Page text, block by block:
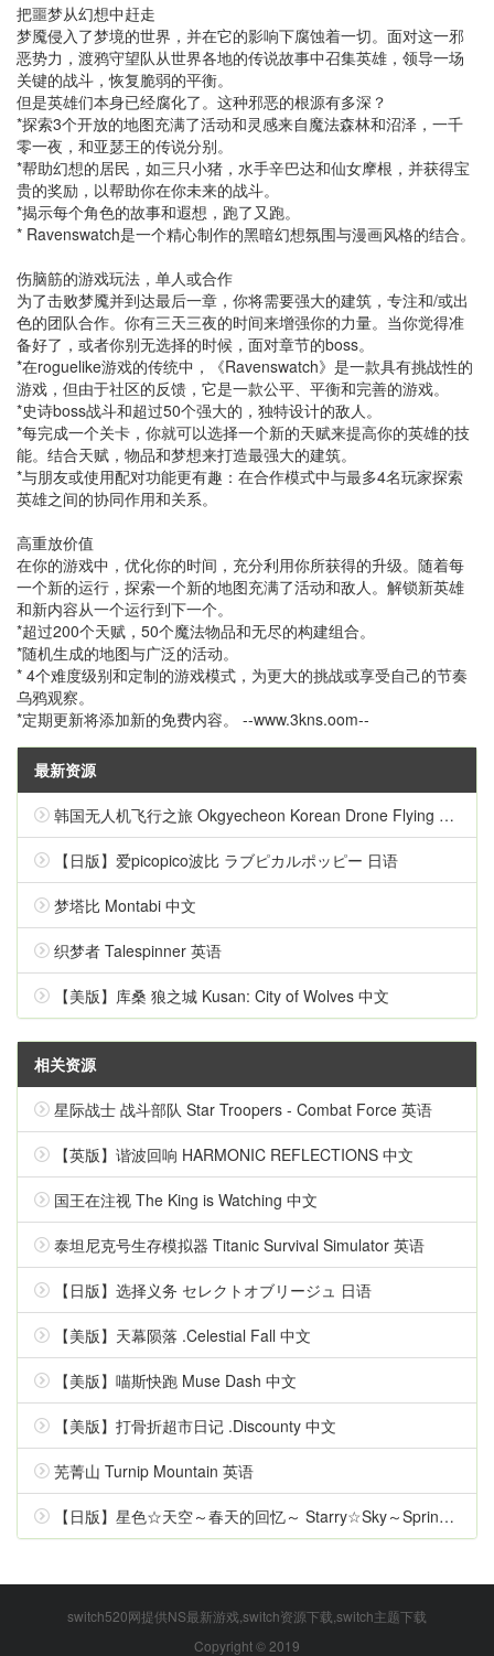
把噩梦从幻想中赶走
梦魇侵入了梦境的世界，并在它的影响下腐蚀着一切。面对这一邪
恶势力，渡鸦守望队从世界各地的传说故事中召集英雄，领导一场
关键的战斗，恢复脆弱的平衡。
但是英雄们本身已经腐化了。这种邪恶的根源有多深？
*探索3个开放的地图充满了活动和灵感来自魔法森林和沼泽，一千
零一夜，和亚瑟王的传说分别。
*帮助幻想的居民，如三只小猪，水手辛巴达和仙女摩根，并获得宝
贵的奖励，以帮助你在你未来的战斗。
*揭示每个角色的故事和遐想，跑了又跑。
* Ravenswatch是一个精心制作的黑暗幻想氛围与漫画风格的结合。
伤脑筋的游戏玩法，单人或合作
为了击败梦魇并到达最后一章，你将需要强大的建筑，专注和/或出
色的团队合作。你有三天三夜的时间来增强你的力量。当你觉得准
备好了，或者你别无选择的时候，面对章节的boss。
*在roguelike游戏的传统中，《Ravenswatch》是一款具有挑战性的
游戏，但由于社区的反馈，它是一款公平、平衡和完善的游戏。
*史诗boss战斗和超过50个强大的，独特设计的敌人。
*每完成一个关卡，你就可以选择一个新的天赋来提高你的英雄的技
能。结合天赋，物品和梦想来打造最强大的建筑。
*与朋友或使用配对功能更有趣：在合作模式中与最多4名玩家探索
英雄之间的协同作用和关系。
高重放价值
在你的游戏中，优化你的时间，充分利用你所获得的升级。随着每
一个新的运行，探索一个新的地图充满了活动和敌人。解锁新英雄
和新内容从一个运行到下一个。
*超过200个天赋，50个魔法物品和无尽的构建组合。
*随机生成的地图与广泛的活动。
* 4个难度级别和定制的游戏模式，为更大的挑战或享受自己的节奏
乌鸦观察。
*定期更新将添加新的免费内容。 --www.3kns.oom--
最新资源
韩国无人机飞行之旅 Okgyecheon Korean Drone Flying Tour Okgyecheon 中文
【日版】爱picopico波比 ラブピカルポッピー 日语
梦塔比 Montabi 中文
织梦者 Talespinner 英语
【美版】库桑 狼之城 Kusan: City of Wolves 中文
相关资源
星际战士 战斗部队 Star Troopers - Combat Force 英语
【英版】谐波回响 HARMONIC REFLECTIONS 中文
国王在注视 The King is Watching 中文
泰坦尼克号生存模拟器 Titanic Survival Simulator 英语
【日版】选择义务 セレクトオブリージュ 日语
【美版】天幕陨落 .Celestial Fall 中文
【美版】喵斯快跑 Muse Dash 中文
【美版】打骨折超市日记 .Discounty 中文
芜菁山 Turnip Mountain 英语
【日版】星色☆天空～春天的回忆～ Starry☆Sky～Spring Memories～ 日语
switch520网提供NS最新游戏,switch资源下载,switch主题下载
Copyright © 2019